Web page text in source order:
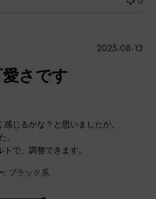
さです
じるかな？と思いましたが、
。
で、調整できます。
: ブラック系
公
2025-08-13